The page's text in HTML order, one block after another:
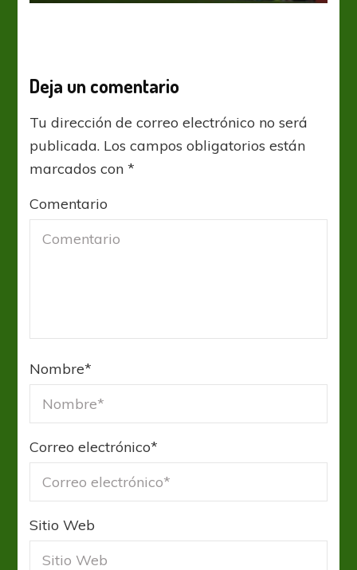
Deja un comentario
Tu dirección de correo electrónico no será
publicada. Los campos obligatorios están
marcados con*
Comentario
Nombre*
Correo electrónico*
Sitio Web